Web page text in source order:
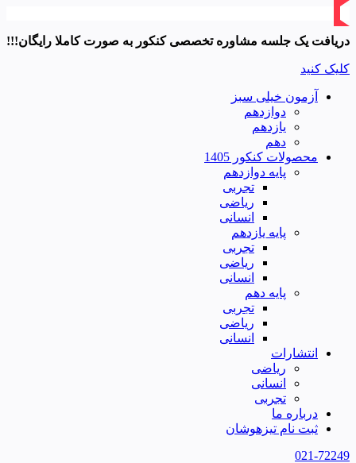
دریافت یک جلسه مشاوره تخصصی کنکور به صورت کاملا رایگان!!!
کلیک کنید
آزمون خیلی سبز
دوازدهم
یازدهم
دهم
محصولات کنکور 1405
پایه دوازدهم
تجربی
ریاضی
انسانی
پایه یازدهم
تجربی
ریاضی
انسانی
پایه دهم
تجربی
ریاضی
انسانی
انتشارات
ریاضی
انسانی
تجربی
درباره ما
ثبت نام تیزهوشان
021-72249